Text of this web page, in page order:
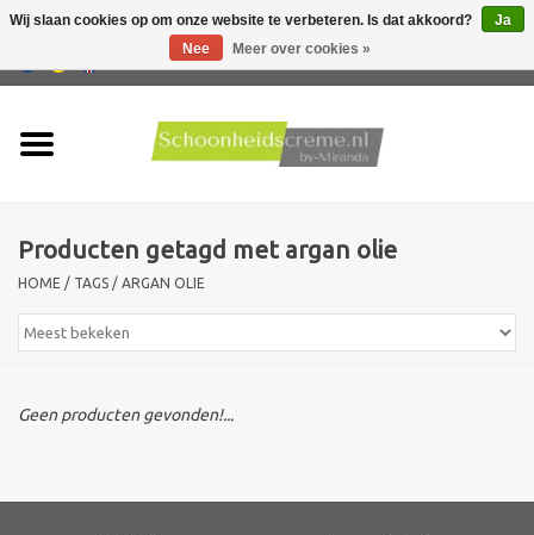
Producten
Huidproblemen
Producten getagd met argan olie
HOME / TAGS / ARGAN OLIE
Geen producten gevonden!...
Wij slaan cookies op om onze website te verbeteren. Is dat akkoord?
Ja
Nee
Meer over cookies »